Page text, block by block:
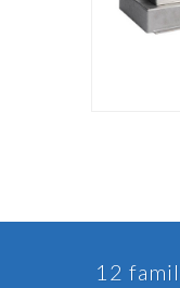
12